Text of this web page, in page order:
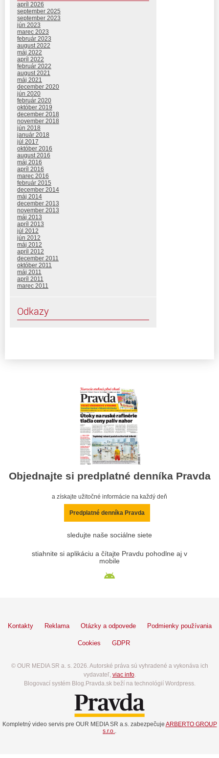
apríl 2026
september 2025
september 2023
jún 2023
marec 2023
február 2023
august 2022
máj 2022
apríl 2022
február 2022
august 2021
máj 2021
december 2020
jún 2020
február 2020
október 2019
december 2018
november 2018
jún 2018
január 2018
júl 2017
október 2016
august 2016
máj 2016
apríl 2016
marec 2016
február 2015
december 2014
máj 2014
december 2013
november 2013
máj 2013
apríl 2013
júl 2012
jún 2012
máj 2012
apríl 2012
december 2011
október 2011
máj 2011
apríl 2011
marec 2011
Odkazy
Objednajte si predplatné denníka Pravda
a získajte užitočné informácie na každý deň
Predplatné denníka Pravda
sledujte naše sociálne siete
stiahnite si aplikáciu a čítajte Pravdu pohodlne aj v
mobile
Kontakty Reklama Otázky a odpovede Podmienky používania
Cookies GDPR
© OUR MEDIA SR a. s. 2026. Autorské práva sú vyhradené a vykonáva ich
vydavateľ, viac info.
Blogovací systém Blog.Pravda.sk beží na technológií Wordpress.
Kompletný video servis pre OUR MEDIA SR a.s. zabezpečuje ARBERTO GROUP
s.r.o..